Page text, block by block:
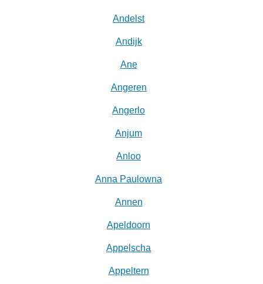
Andelst
Andijk
Ane
Angeren
Angerlo
Anjum
Anloo
Anna Paulowna
Annen
Apeldoorn
Appelscha
Appeltern